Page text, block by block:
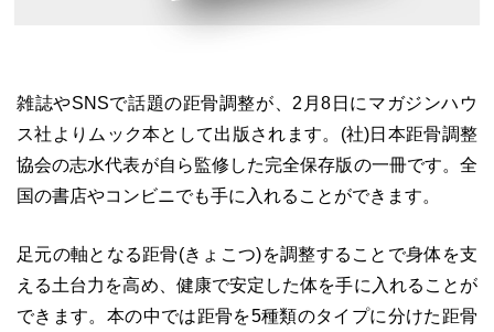
雑誌やSNSで話題の距骨調整が、2月8日にマガジンハウ
ス社よりムック本として出版されます。(社)日本距骨調整
協会の志水代表が自ら監修した完全保存版の一冊です。全
国の書店やコンビニでも手に入れることができます。
足元の軸となる距骨(きょこつ)を調整することで身体を支
える土台力を高め、健康で安定した体を手に入れることが
できます。本の中では距骨を5種類のタイプに分けた距骨